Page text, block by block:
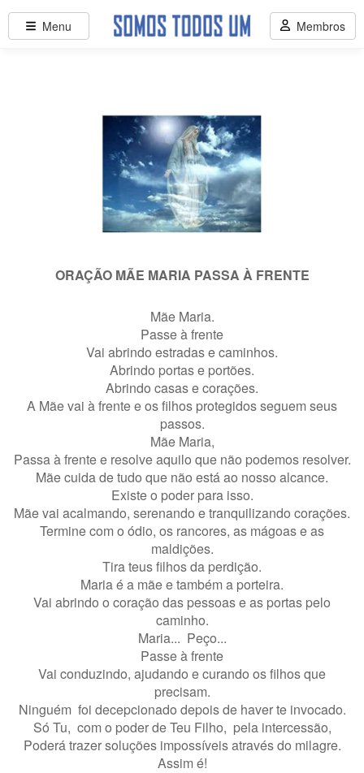
ORAÇÃO MÃE MARIA PASSA À FRENTE
Mãe Maria.
Passe à frente
Vai abrindo estradas e caminhos.
Abrindo portas e portões.
Abrindo casas e corações.
A Mãe vai à frente e os filhos protegidos seguem seus
passos.
Mãe Maria,
Passa à frente e resolve aquilo que não podemos resolver.
Mãe cuida de tudo que não está ao nosso alcance.
Existe o poder para isso.
Mãe vai acalmando, serenando e tranquilizando corações.
Termine com o ódio, os rancores, as mágoas e as
maldições.
Tira teus filhos da perdição.
Maria é a mãe e também a porteira.
Vai abrindo o coração das pessoas e as portas pelo
caminho.
Maria... Peço...
Passe à frente
Vai conduzindo, ajudando e curando os filhos que
precisam.
Ninguém foi decepcionado depois de haver te invocado.
Só Tu, com o poder de Teu Filho, pela intercessão,
Poderá trazer soluções impossíveis através do milagre.
Assim é!
Menu Membros